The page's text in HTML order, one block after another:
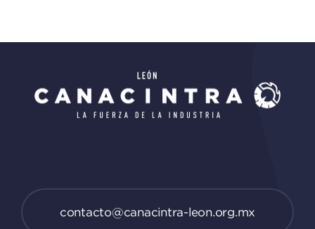
contacto@canacintra-leon.org.mx